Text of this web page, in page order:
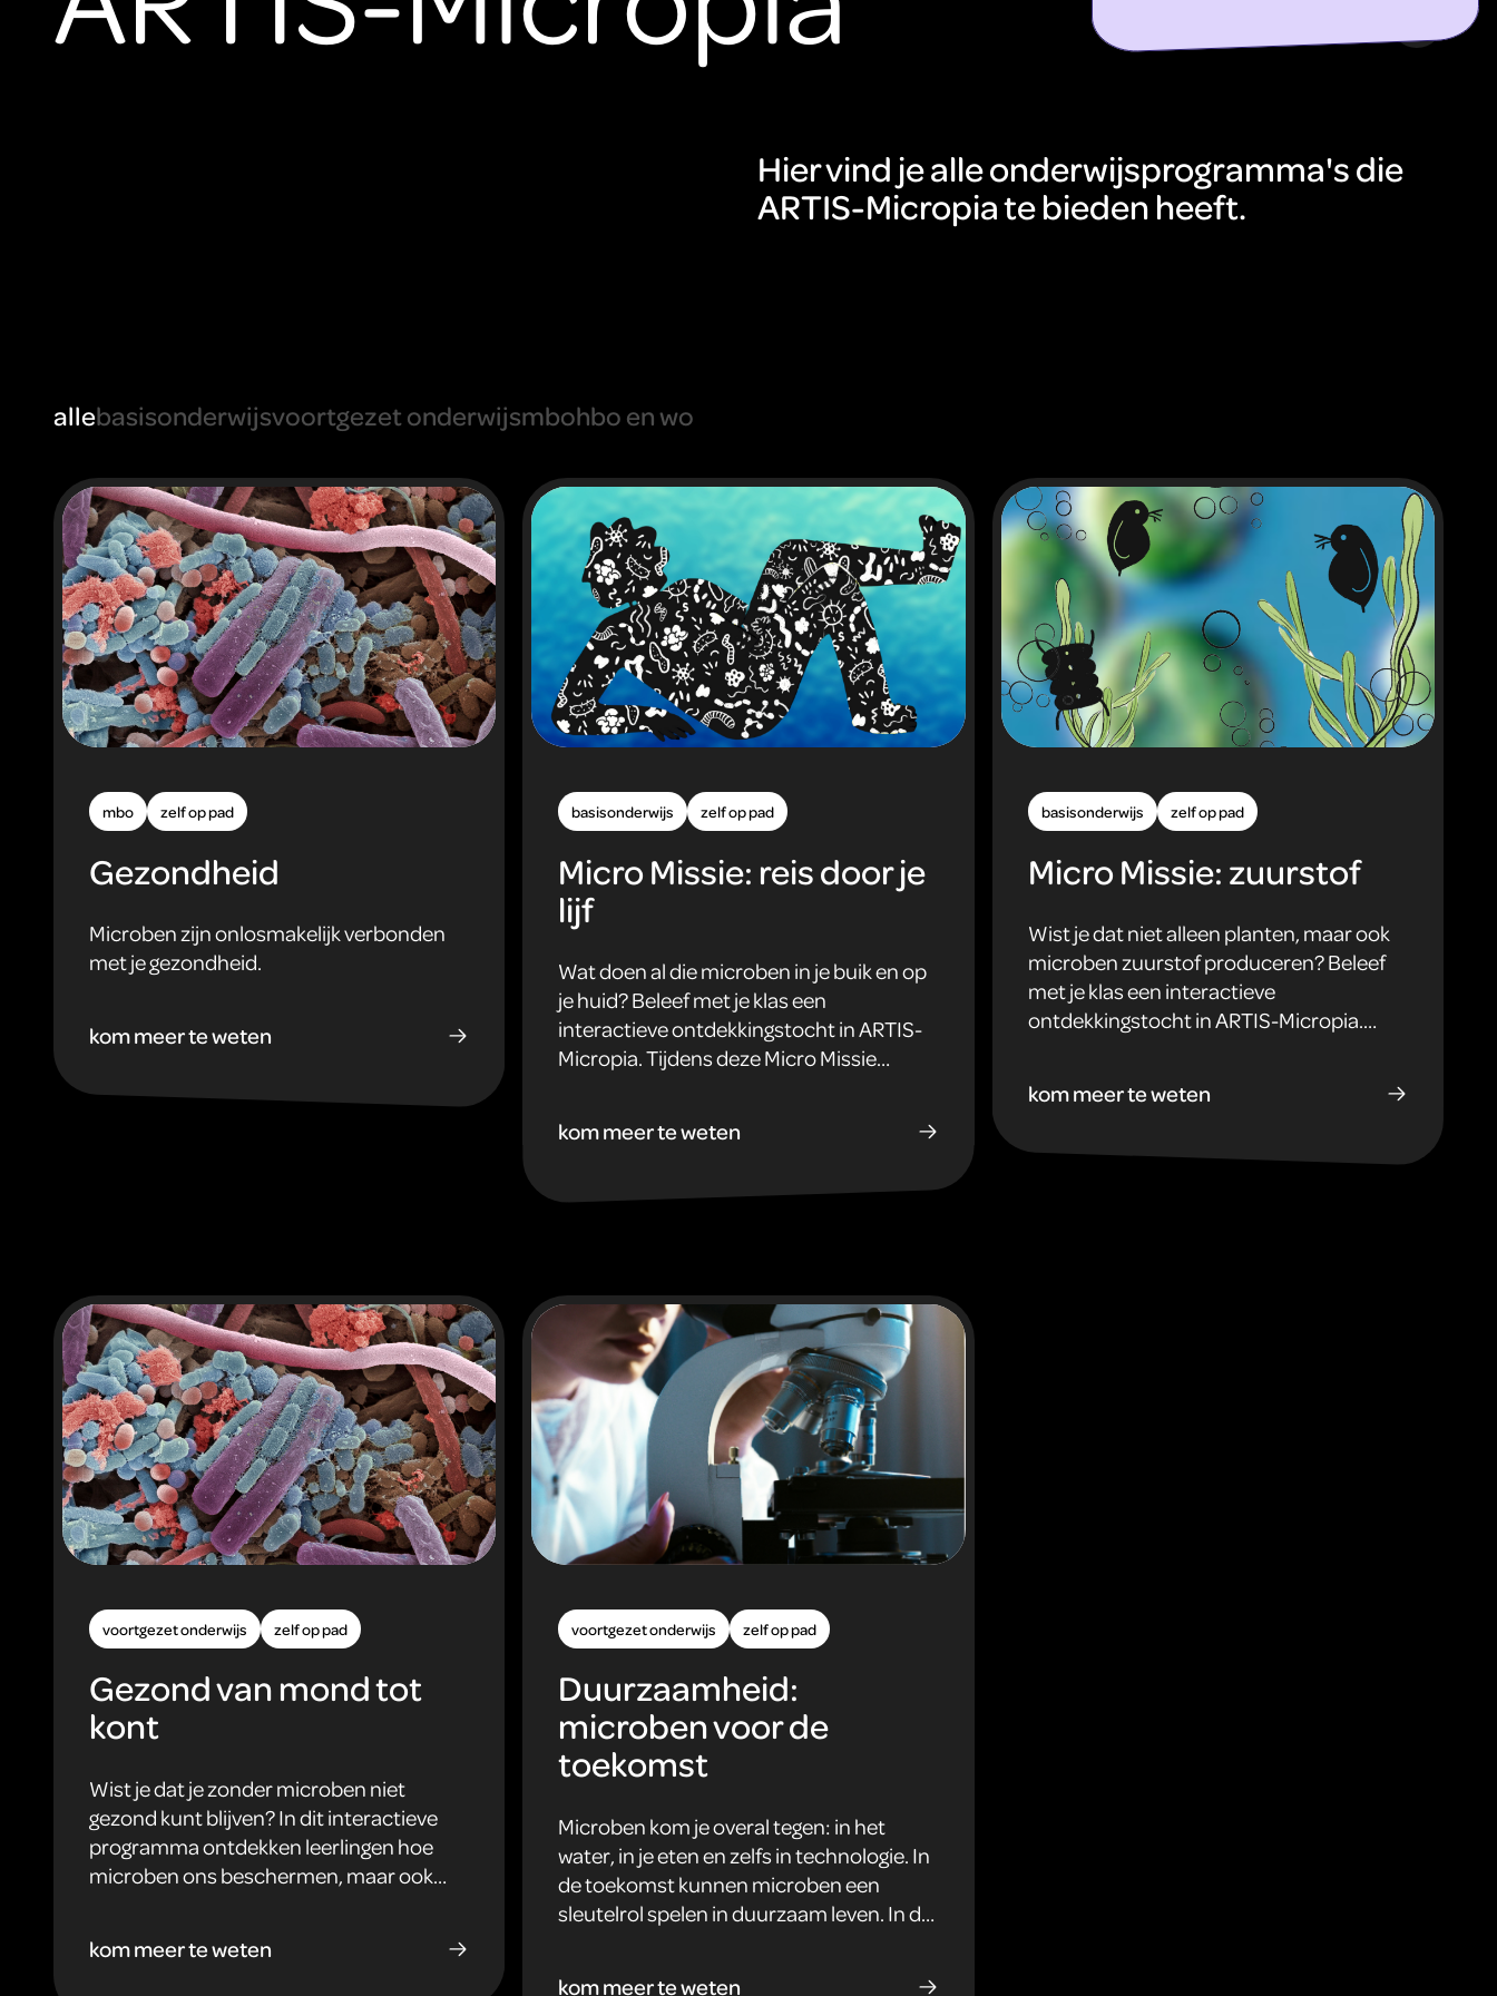
Hier vind je alle onderwijsprogramma's die
ARTIS-Micropia te bieden heeft.
allebasisonderwijsvoortgezet onderwijsmbohbo en wo
Gezondheid
mbo zelf op pad
Microben zijn onlosmakelijk verbonden
met je gezondheid.
kom meer te weten
Micro Missie: reis door je
lijf
basisonderwijs zelf op pad
Wat doen al die microben in je buik en op
je huid? Beleef met je klas een
interactieve ontdekkingstocht in ARTIS-
Micropia. Tijdens deze Micro Missie
gezondheid, hun lichaam én hun dagelijks
biologieles.
kom meer te weten
Micro Missie: zuurstof
basisonderwijs zelf op pad
Wist je dat niet alleen planten, maar ook
microben zuurstof produceren? Beleef
met je klas een interactieve
ontdekkingstocht in ARTIS-Micropia.
verantwoordelijk zijn voor de zuurstof die
microben nooit hadden bestaan. Ideaal
kom meer te weten
Gezond van mond tot
kont
voortgezet onderwijs zelf op pad
Wist je dat je zonder microben niet
gezond kunt blijven? In dit interactieve
programma ontdekken leerlingen hoe
microben ons beschermen, maar ook
een cruciale rol in de spijsvertering, het
kom meer te weten
Duurzaamheid:
microben voor de
toekomst
voortgezet onderwijs zelf op pad
Microben kom je overal tegen: in het
water, in je eten en zelfs in technologie. In
de toekomst kunnen microben een
sleutelrol spelen in duurzaam leven. In dit
kom meer te weten